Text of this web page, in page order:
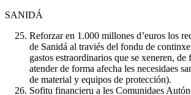
SANIDÁ
Reforzar en 1.000 millones d’euros los
de Sanidá al traviés del fondu de
gastos estraordinarios que se xeneren, de
atender de forma afecha les necesidaes
de material y equipos de protección).
Sofitu financieru a les Comunidaes